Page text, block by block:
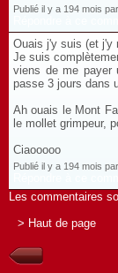
Publié il y a 194 mois
Ouais j'y suis (et j'y
Je suis
viens de me payer
passe 3 jours dans
Ah ouais le Mont
le mollet grimpeur,
Ciaooooo
Publié il y a 194 mois
Les commentaires
> Haut de page